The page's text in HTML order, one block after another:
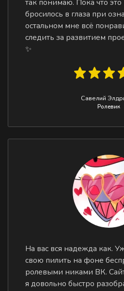
так понимаю. Пока что это
бросилось в глаза при
остальном мне всё
следить за развитием
✨
Савелий
Ролевик
На вас вся надежда как.
свою пилить на фоне
ролевыми никами ВК.
я довольно быстро